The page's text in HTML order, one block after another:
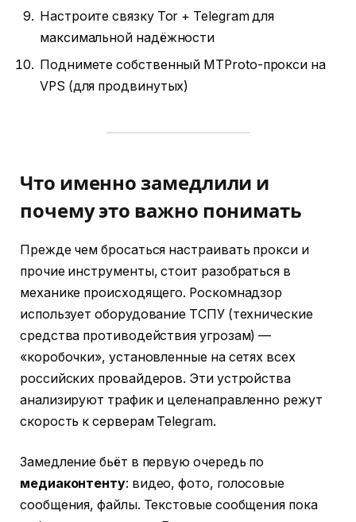
Настроите связку Tor + Telegram для
максимальной надёжности
Поднимете собственный MTProto-прокси на
VPS (для продвинутых)
Что именно замедлили и
почему это важно понимать
Прежде чем бросаться настраивать прокси и
прочие инструменты, стоит разобраться в
механике происходящего. Роскомнадзор
использует оборудование ТСПУ (технические
средства противодействия угрозам) —
«коробочки», установленные на сетях всех
российских провайдеров. Эти устройства
анализируют трафик и целенаправленно режут
скорость к серверам Telegram.
Замедление бьёт в первую очередь по
медиаконтенту: видео, фото, голосовые
сообщения, файлы. Текстовые сообщения пока